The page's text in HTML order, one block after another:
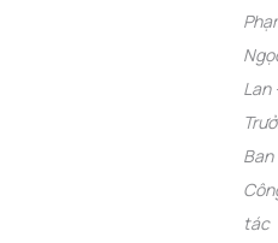
Lan
Ban
tác